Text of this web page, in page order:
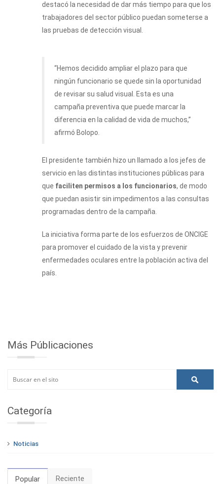
destacó la necesidad de dar más tiempo para que los
trabajadores del sector público puedan someterse a
las pruebas de detección visual.
“Hemos decidido ampliar el plazo para que
ningún funcionario se quede sin la oportunidad
de revisar su salud visual. Esta es una
campaña preventiva que puede marcar la
diferencia en la calidad de vida de muchos,”
afirmó Bolopo.
El presidente también hizo un llamado a los jefes de
servicio en las distintas instituciones públicas para
que faciliten permisos a los funcionarios, de modo
que puedan asistir sin impedimentos a las consultas
programadas dentro de la campaña.
La iniciativa forma parte de los esfuerzos de ONCIGE
para promover el cuidado de la vista y prevenir
enfermedades oculares entre la población activa del
país.
Más Públicaciones
Categoría
Noticias
Popular Reciente